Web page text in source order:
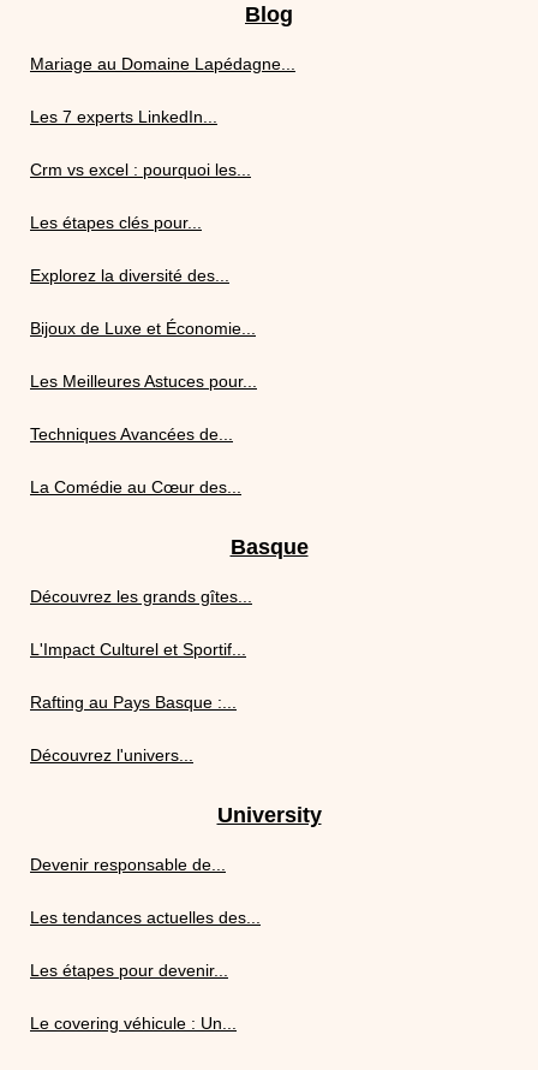
Blog
Mariage au Domaine Lapédagne...
Les 7 experts LinkedIn...
Crm vs excel : pourquoi les...
Les étapes clés pour...
Explorez la diversité des...
Bijoux de Luxe et Économie...
Les Meilleures Astuces pour...
Techniques Avancées de...
La Comédie au Cœur des...
Basque
Découvrez les grands gîtes...
L'Impact Culturel et Sportif...
Rafting au Pays Basque :...
Découvrez l'univers...
University
Devenir responsable de...
Les tendances actuelles des...
Les étapes pour devenir...
Le covering véhicule : Un...